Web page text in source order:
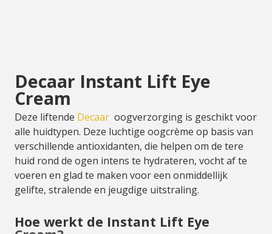
Decaar Instant Lift Eye
Cream
Deze liftende Decaar oogverzorging is geschikt voor
alle huidtypen. Deze luchtige oogcrème op basis van
verschillende antioxidanten, die helpen om de tere
huid rond de ogen intens te hydrateren, vocht af te
voeren en glad te maken voor een onmiddellijk
gelifte, stralende en jeugdige uitstraling.
Hoe werkt de Instant Lift Eye